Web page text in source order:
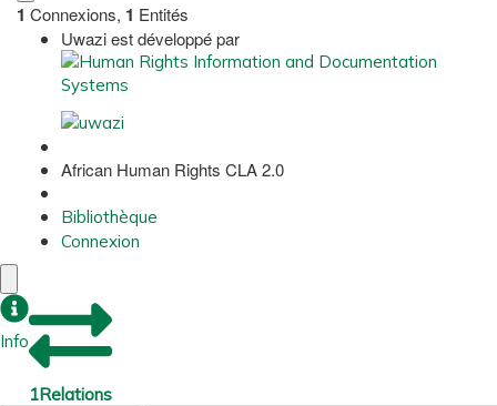
1 Connexions, 1 Entités
Uwazi est développé par
African Human Rights CLA 2.0
Bibliothèque
Connexion
Info
1Relations